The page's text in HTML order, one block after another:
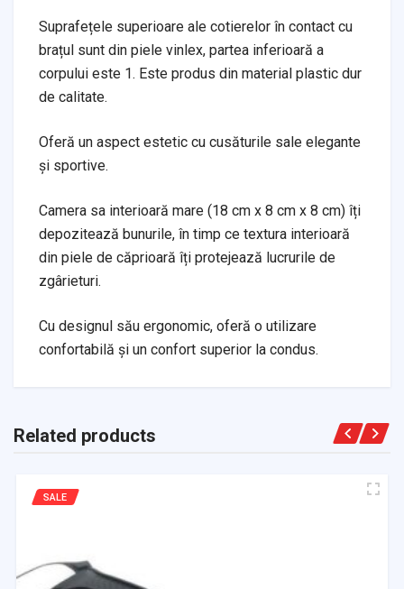
Suprafețele superioare ale cotierelor în contact cu
brațul sunt din piele vinlex, partea inferioară a
corpului este 1. Este produs din material plastic dur
de calitate.
Oferă un aspect estetic cu cusăturile sale elegante
și sportive.
Camera sa interioară mare (18 cm x 8 cm x 8 cm) îți
depozitează bunurile, în timp ce textura interioară
din piele de căprioară îți protejează lucrurile de
zgârieturi.
Cu designul său ergonomic, oferă o utilizare
confortabilă și un confort superior la condus.
Related products
SALE